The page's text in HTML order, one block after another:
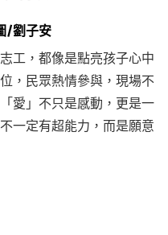
/劉子安
工，都像是點亮孩子心中
，民眾熱情參與，現場不
愛」不只是感動，更是一
一定有超能力，而是願意